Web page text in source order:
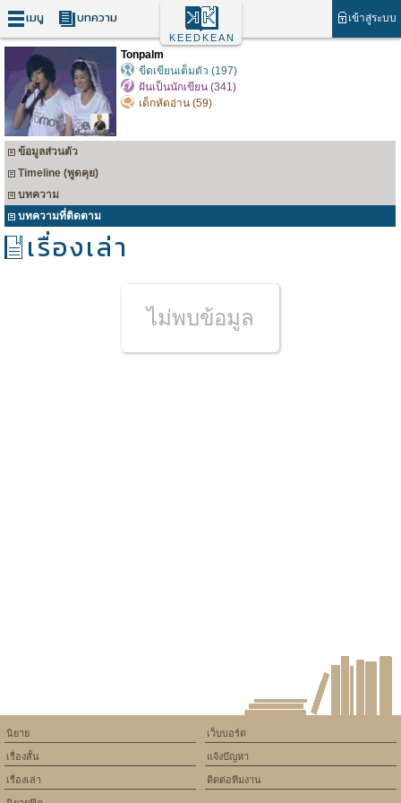
เมนู บทความ เข้าสู่ระบบ
KEEDKEAN
Tonpalm
ขีดเขียนเต็มตัว (197)
ฝันเป็นนักเขียน (341)
เด็กหัดอ่าน (59)
ข้อมูลส่วนตัว
Timeline (พูดคุย)
บทความ
บทความที่ติดตาม
เรื่องเล่า
ไม่พบข้อมูล
เว็บบอร์ด
แจ้งปัญหา
ติดต่อทีมงาน
นิยาย
เรื่องสั้น
เรื่องเล่า